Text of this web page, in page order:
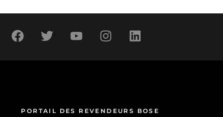
PORTAIL DES REVENDEURS BOSE